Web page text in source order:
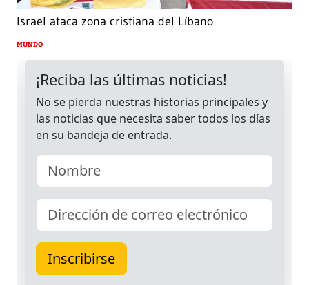
Israel ataca zona cristiana del Líbano
MUNDO